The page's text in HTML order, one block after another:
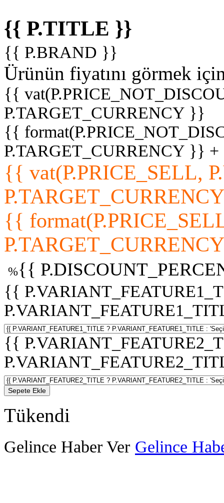
{{ P.TITLE }}
{{ P.BRAND }}
Ürünün fiyatını görmek
{{
P.TARGET_CURRENCY }}
{{
P.TARGET_CURRENCY }}
{{ vat(P.PRICE_SELL,
{{
%{{
{{
{{
Sepete Ekle
Tükendi
Gelince Haber Ver Gelince